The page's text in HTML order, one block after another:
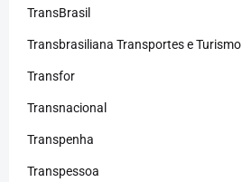
TransBrasil
Transbrasiliana Transportes e Turismo
Transfor
Transnacional
Transpenha
Transpessoa